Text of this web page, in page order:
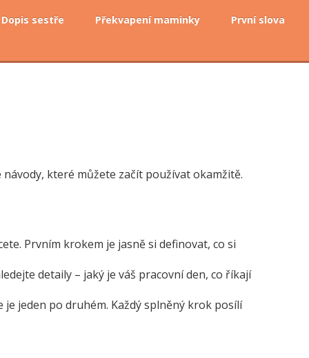
Dopis sestře Překvapení maminky První slova
které můžete začít používat okamžitě.
Prvním krokem je jasně si definovat, co si
detaily – jaký je váš pracovní den, co říkají
jeden po druhém. Každý splněný krok posílí